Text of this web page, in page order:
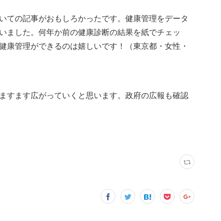
ての記事がおもしろかったです。健康管理をデータ
ました。何年か前の健康診断の結果を紙でチェッ
管理ができるのは嬉しいです！（東京都・女性・
すます広がっていくと思います。政府の広報も確認